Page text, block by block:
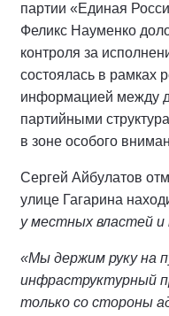
партии «Единая
Феликс Науменко
контроля за
состоялась в рамках
информацией между
партийными
в зоне особого
Сергей Айбулатов
улице Гагарина
у местных властей
«Мы держим руку на
инфраструктурный
только со стороны